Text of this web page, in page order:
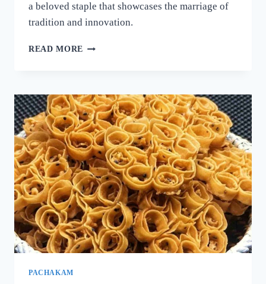
a beloved staple that showcases the marriage of
tradition and innovation.
READ MORE നല്ല
പലർക്കും
അറിയാത്ത
പുതിയ
രഹസ്യം
ഇതാ!
ദോശ
ഒരു
തവണ
ഇങ്ങനെ
ഉണ്ടാക്കൂ!
|
SUPER
DOSA
PACHAKAM